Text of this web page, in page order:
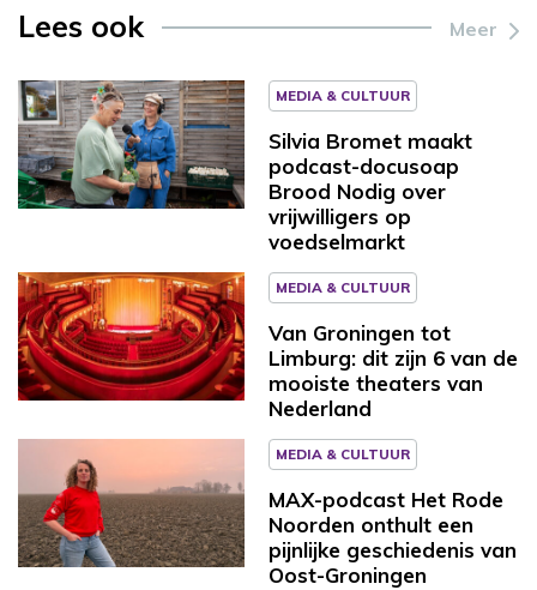
Lees ook Meer
MEDIA & CULTUUR
Silvia Bromet maakt
podcast-docusoap
Brood Nodig over
vrijwilligers op
voedselmarkt
MEDIA & CULTUUR
Van Groningen tot
Limburg: dit zijn 6 van de
mooiste theaters van
Nederland
MEDIA & CULTUUR
MAX-podcast Het Rode
Noorden onthult een
pijnlijke geschiedenis van
Oost-Groningen